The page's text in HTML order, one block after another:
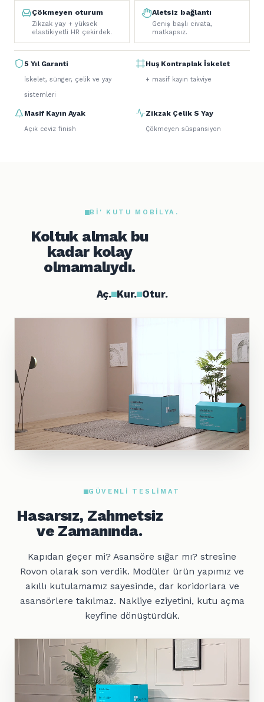
Çökmeyen oturum
Zikzak yay + yüksek
elastikiyetli HR çekirdek.
Aletsiz bağlantı
Geniş başlı civata,
matkapsız.
5 Yıl Garanti
İskelet, sünger, çelik ve yay
sistemleri
Huş Kontraplak İskelet
+ masif kayın takviye
Masif Kayın Ayak
Açık ceviz finish
Zikzak Çelik S Yay
Çökmeyen süspansiyon
BI' KUTU MOBILYA.
Koltuk almak bu
kadar kolay
olmamalıydı.
Aç. Kur. Otur.
GÜVENLI TESLIMAT
Hasarsız, Zahmetsiz
ve Zamanında.
Kapıdan geçer mi? Asansöre sığar mı? stresine
Rovon olarak son verdik. Modüler ürün yapımız ve
akıllı kutulamamız sayesinde, dar koridorlara ve
asansörlere takılmaz. Nakliye eziyetini, kutu açma
keyfine dönüştürdük.